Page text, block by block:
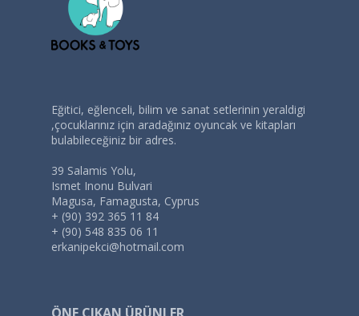
Eğitici, eğlenceli, bilim ve sanat setlerinin yeraldigi
,çocuklarınız için aradağınız oyuncak ve kitapları
bulabileceğiniz bir adres.
39 Salamis Yolu,
Ismet Inonu Bulvari
Magusa, Famagusta, Cyprus
+ (90) 392 365 11 84
+ (90) 548 835 06 11
erkanipekci@hotmail.com